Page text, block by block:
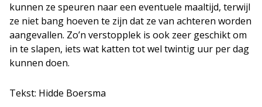
kunnen ze speuren naar een eventuele maaltijd, terwijl
ze niet bang hoeven te zijn dat ze van achteren worden
aangevallen. Zo’n verstopplek is ook zeer geschikt om
in te slapen, iets wat katten tot wel twintig uur per dag
kunnen doen.
Tekst: Hidde Boersma